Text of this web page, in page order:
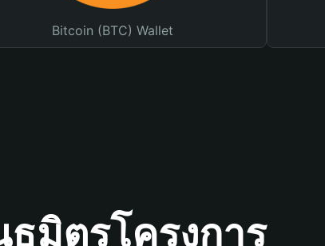
Bitcoin (BTC) Wallet
มิตรโครงการ